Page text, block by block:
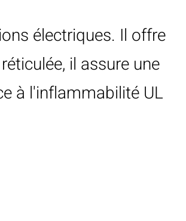
électriques. Il offre
il assure une
à l'inflammabilité UL